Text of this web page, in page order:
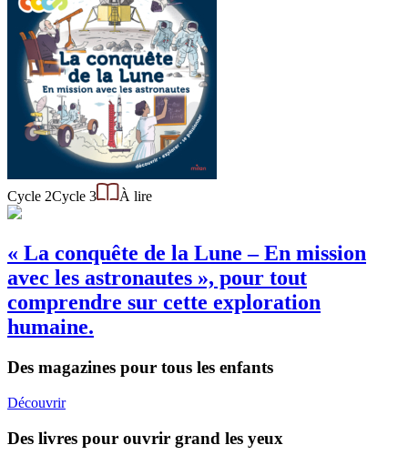
Cycle 2Cycle 3 À lire
« La conquête de la Lune – En mission
avec les astronautes », pour tout
comprendre sur cette exploration
humaine.
Des magazines pour tous les enfants
Découvrir
Des livres pour ouvrir grand les yeux